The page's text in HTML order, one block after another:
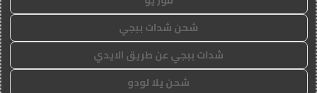
شحن شدات ببجي
شدات ببجي عن طريق الايدي
شحن يلا لودو